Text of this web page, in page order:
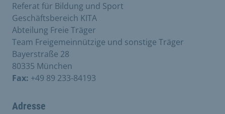
Referat für Bildung und Sport
Geschäftsbereich KITA
Abteilung Freie Träger
Team Freigemeinnützige und sonstige Träger
Bayerstraße 28
80335 München
Fax: +49 89 233-84193
Adresse